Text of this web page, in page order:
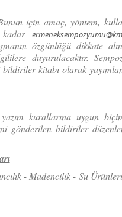
için amaç, yöntem,
kadar
özgünlüğü dikkate
duyurulacaktır.
kitabı olarak
kurallarına uygun
gönderilen bildiriler
- Madencilik - Su